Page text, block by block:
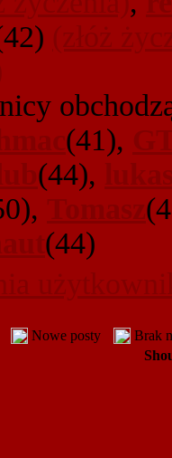
(złóż
(41),
(44),
Tomasz
(44)
Nowe posty
Brak